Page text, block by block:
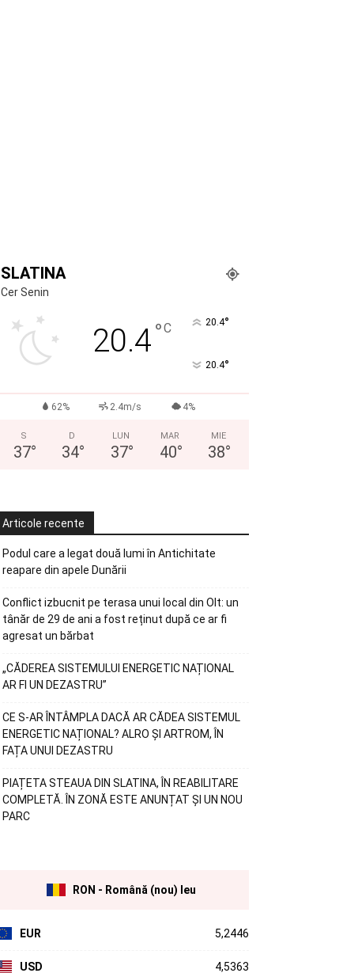
SLATINA
Cer Senin
20.4°C 20.4°
20.4°
62% 2.4m/s 4%
S
37°
D
34°
LUN
37°
MAR
40°
MIE
38°
Articole recente
Podul care a legat două lumi în Antichitate
reapare din apele Dunării
Conflict izbucnit pe terasa unui local din Olt: un
tânăr de 29 de ani a fost reținut după ce ar fi
agresat un bărbat
„CĂDEREA SISTEMULUI ENERGETIC NAȚIONAL
AR FI UN DEZASTRU”
CE S-AR ÎNTÂMPLA DACĂ AR CĂDEA SISTEMUL
ENERGETIC NAȚIONAL? ALRO ȘI ARTROM, ÎN
FAȚA UNUI DEZASTRU
PIAȚETA STEAUA DIN SLATINA, ÎN REABILITARE
COMPLETĂ. ÎN ZONĂ ESTE ANUNȚAT ȘI UN NOU
PARC
RON - Română (nou) leu
EUR 5,2446
USD 4,5363